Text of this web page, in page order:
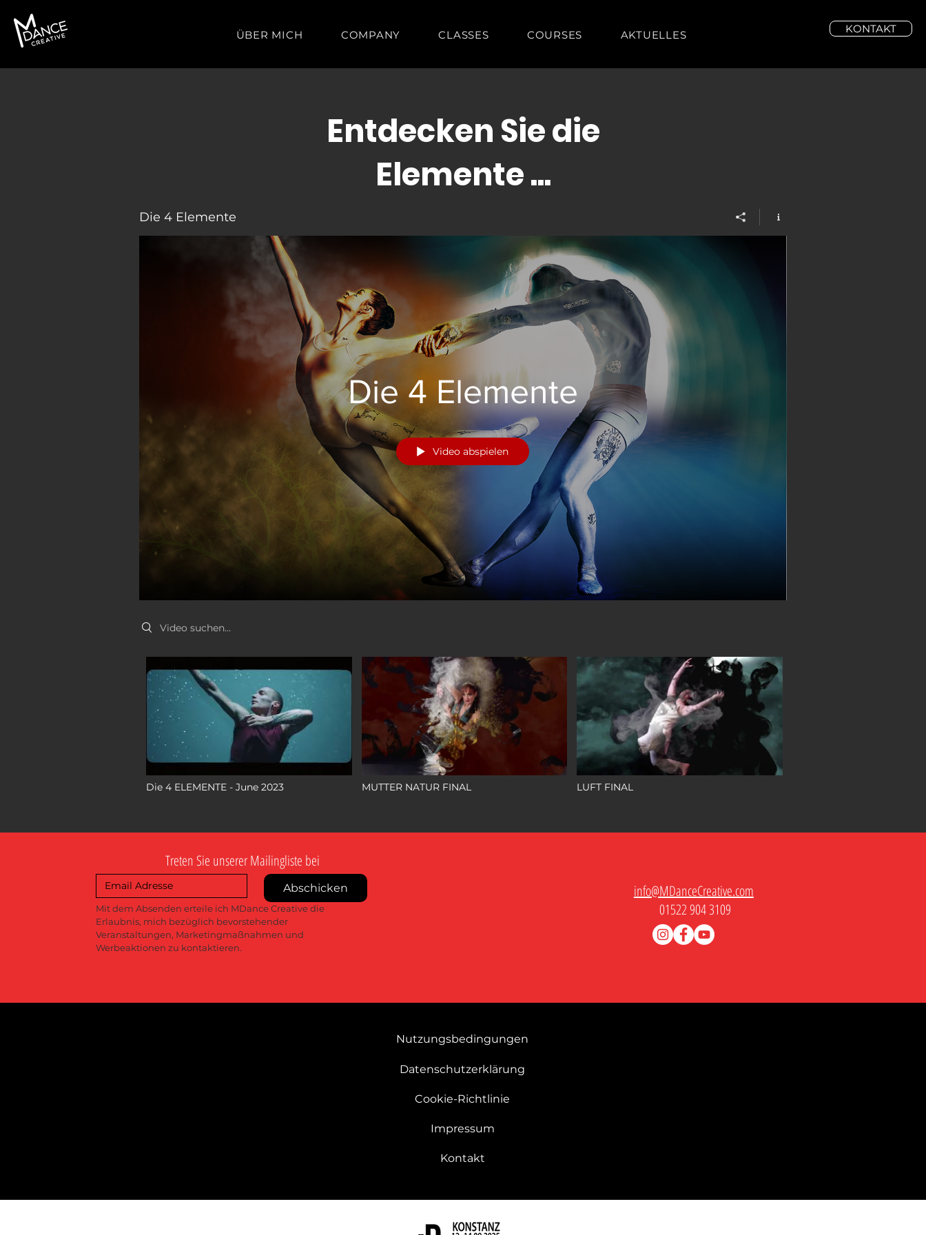
KONTAKT
ÜBER MICH COMPANY CLASSES COURSES AKTUELLES
Entdecken Sie die
Elemente ...
Die 4 Elemente
Die 4 Elemente
Video abspielen
Search videos
Die 4 ELEMENTE - June 2023 MUTTER NATUR FINAL LUFT FINAL
Treten Sie unserer Mailingliste bei
Abschicken
Mit dem Absenden erteile ich MDance Creative die
Erlaubnis, mich bezüglich bevorstehender
Veranstaltungen, Marketingmaßnahmen und
Werbeaktionen zu kontaktieren.
info@MDanceCreative.com
01522 904 3109
Nutzungsbedingungen
Datenschutzerklärung
Cookie-Richtlinie
Impressum
Kontakt